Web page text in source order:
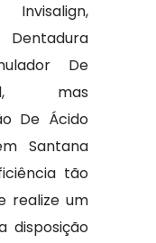
De
mas
De Ácido
Santana
tão
realize um
disposição